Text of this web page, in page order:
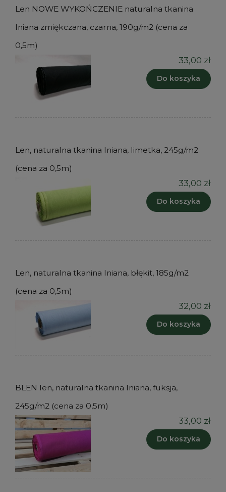
Len NOWE WYKOŃCZENIE naturalna tkanina
lniana zmiękczana, czarna, 190g/m2 (cena za
0,5m)
33,00 zł
Do koszyka
Len, naturalna tkanina lniana, limetka, 245g/m2
(cena za 0,5m)
33,00 zł
Do koszyka
Len, naturalna tkanina lniana, błękit, 185g/m2
(cena za 0,5m)
32,00 zł
Do koszyka
BLEN len, naturalna tkanina lniana, fuksja,
245g/m2 (cena za 0,5m)
33,00 zł
Do koszyka